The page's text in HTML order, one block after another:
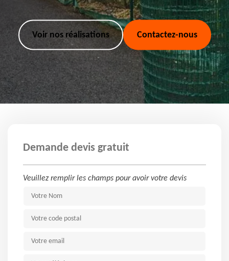
Voir nos réalisations Contactez-nous
Demande devis gratuit
Veuillez remplir les champs pour avoir votre devis